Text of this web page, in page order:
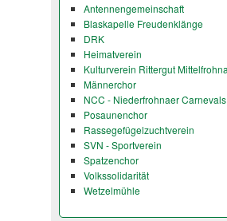
Antennengemeinschaft
Blaskapelle Freudenklänge
DRK
Heimatverein
Kulturverein Rittergut Mittelfrohna
Männerchor
NCC - Niederfrohnaer
Posaunenchor
Rassegefügelzuchtverein
SVN - Sportverein
Spatzenchor
Volkssolidarität
Wetzelmühle